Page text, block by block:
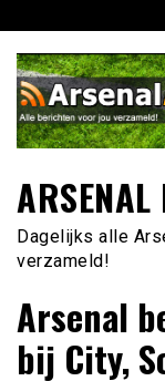
naar
inhoud
ARSENAL
Dagelijks alle
verzameld!
Arsenal
bij City,